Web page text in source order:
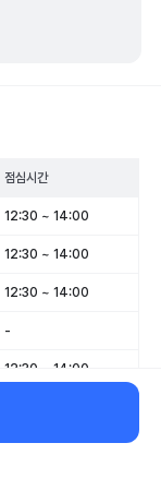
점심시간
12:30 ~ 14:00
12:30 ~ 14:00
12:30 ~ 14:00
-
12:30 ~ 14:00
-